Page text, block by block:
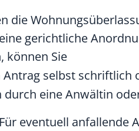
die
gerichtliche
können Sie
Antrag selbst schriftlich
durch eine Anwältin
Für eventuell anfallende